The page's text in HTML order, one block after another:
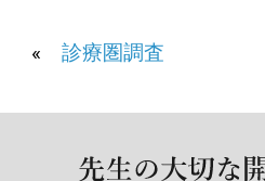
«診療圏調査